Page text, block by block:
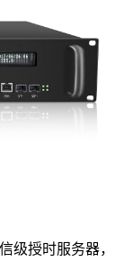
级授时服务器，